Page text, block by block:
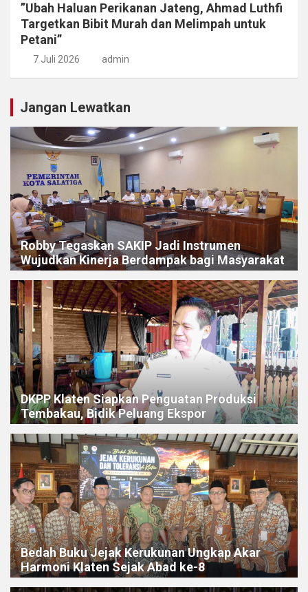
​”Ubah Haluan Perikanan Jateng, Ahmad Luthfi
Targetkan Bibit Murah dan Melimpah untuk
Petani”
7 Juli 2026 admin
Jangan Lewatkan
Robby Tegaskan SAKIP Jadi Instrumen
Wujudkan Kinerja Berdampak bagi Masyarakat
DKPP Klaten Siapkan Penguatan Produksi
Tembakau, Bidik Peluang Ekspor
Bedah Buku Jejak Kerukunan Ungkap Akar
Harmoni Klaten Sejak Abad ke-8